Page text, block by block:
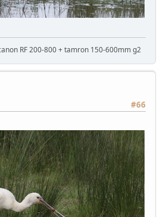
RF 200-800 + tamron 150-600mm g2
#66